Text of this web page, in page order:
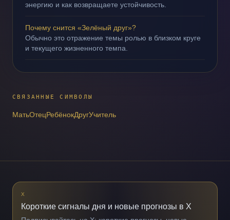
энергию и как возвращаете устойчивость.
Почему снится «Зелёный друг»?
Обычно это отражение темы ролью в близком круге
и текущего жизненного темпа.
СВЯЗАННЫЕ СИМВОЛЫ
МатьОтецРебёнокДругУчитель
X
Короткие сигналы дня и новые прогнозы в X